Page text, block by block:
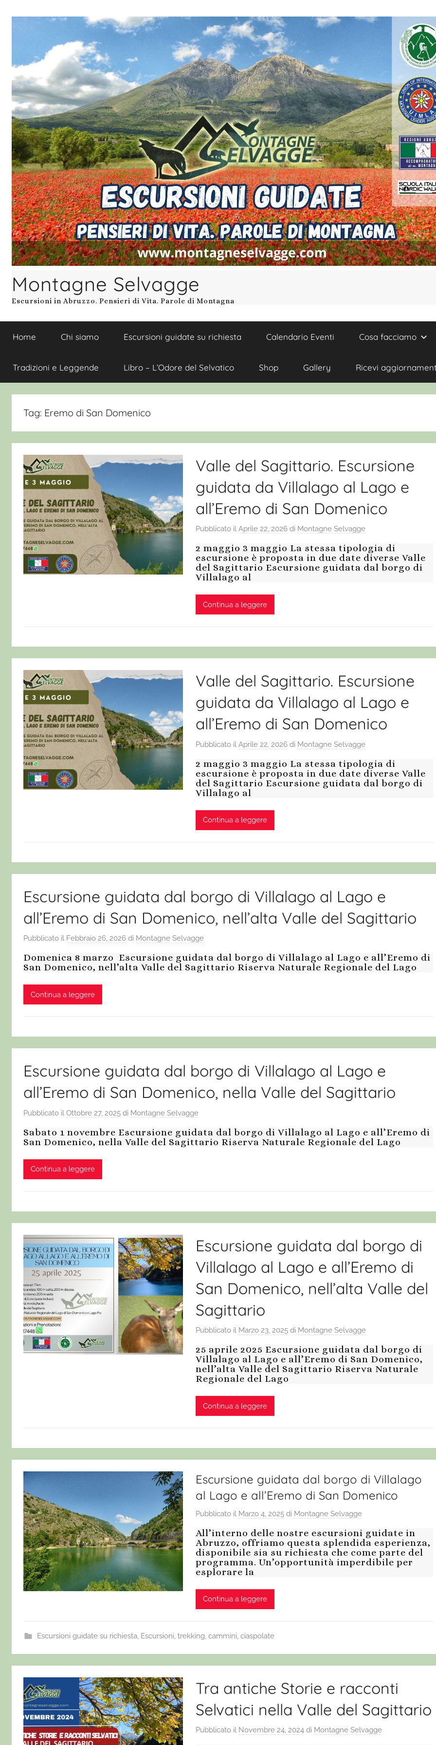
Montagne Selvagge
Escursioni in Abruzzo. Pensieri di Vita. Parole di Montagna
Home Chi siamo Escursioni guidate su richiesta Calendario Eventi Cosa facciamo
Tradizioni e Leggende Libro – L’Odore del Selvatico Shop Gallery Ricevi
Tag: Eremo di San Domenico
Valle del Sagittario. Escursione
guidata da Villalago al Lago e
all’Eremo di San Domenico
Pubblicato il Aprile 22, 2026di Montagne Selvagge
2 maggio 3 maggio La stessa tipologia di
escursione è proposta in due date diverse Valle
del Sagittario Escursione guidata dal borgo di
Villalago al
Continua a leggere
Valle del Sagittario. Escursione
guidata da Villalago al Lago e
all’Eremo di San Domenico
Pubblicato il Aprile 22, 2026di Montagne Selvagge
2 maggio 3 maggio La stessa tipologia di
escursione è proposta in due date diverse Valle
del Sagittario Escursione guidata dal borgo di
Villalago al
Continua a leggere
Escursione guidata dal borgo di Villalago al Lago e
all’Eremo di San Domenico, nell’alta Valle del Sagittario
Pubblicato il Febbraio 26, 2026 di Montagne Selvagge
Domenica 8 marzo Escursione guidata dal borgo di Villalago al Lago e all’Eremo di
San Domenico, nell’alta Valle del Sagittario Riserva Naturale Regionale del Lago
Continua a leggere
Escursione guidata dal borgo di Villalago al Lago e
all’Eremo di San Domenico, nella Valle del Sagittario
Pubblicato il Ottobre 27, 2025 di Montagne Selvagge
Sabato 1 novembre Escursione guidata dal borgo di Villalago al Lago e all’Eremo di
San Domenico, nella Valle del Sagittario Riserva Naturale Regionale del Lago
Continua a leggere
Escursione guidata dal borgo di
Villalago al Lago e all’Eremo di
San Domenico, nell’alta Valle del
Sagittario
Pubblicato il Marzo 23, 2025di Montagne Selvagge
25 aprile 2025 Escursione guidata dal borgo di
Villalago al Lago e all’Eremo di San Domenico,
nell’alta Valle del Sagittario Riserva Naturale
Regionale del Lago
Continua a leggere
Escursione guidata dal borgo di Villalago
al Lago e all’Eremo di San Domenico
Pubblicato il Marzo 4, 2025di Montagne Selvagge
All’interno delle nostre escursioni guidate in
Abruzzo, offriamo questa splendida esperienza,
disponibile sia su richiesta che come parte del
programma. Un’opportunità imperdibile per
esplorare la
Continua a leggere
Escursioni guidate su richiesta Escursioni, trekking, cammini, ciaspolate
Tra antiche Storie e racconti
Selvatici nella Valle del Sagittario
Pubblicato il Novembre 24, 2024di Montagne Selvagge